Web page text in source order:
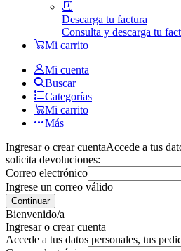
Descarga tu factura
Consulta y descarga tu
Mi carrito
Mi cuenta
Buscar
Categorías
Mi carrito
Más
Ingresar o crear cuentaAccede a tus
solicita devoluciones:
Correo electrónico
Ingrese un correo válido
Continuar
Bienvenido/a
Ingresar o crear cuenta
Accede a tus datos personales, tus